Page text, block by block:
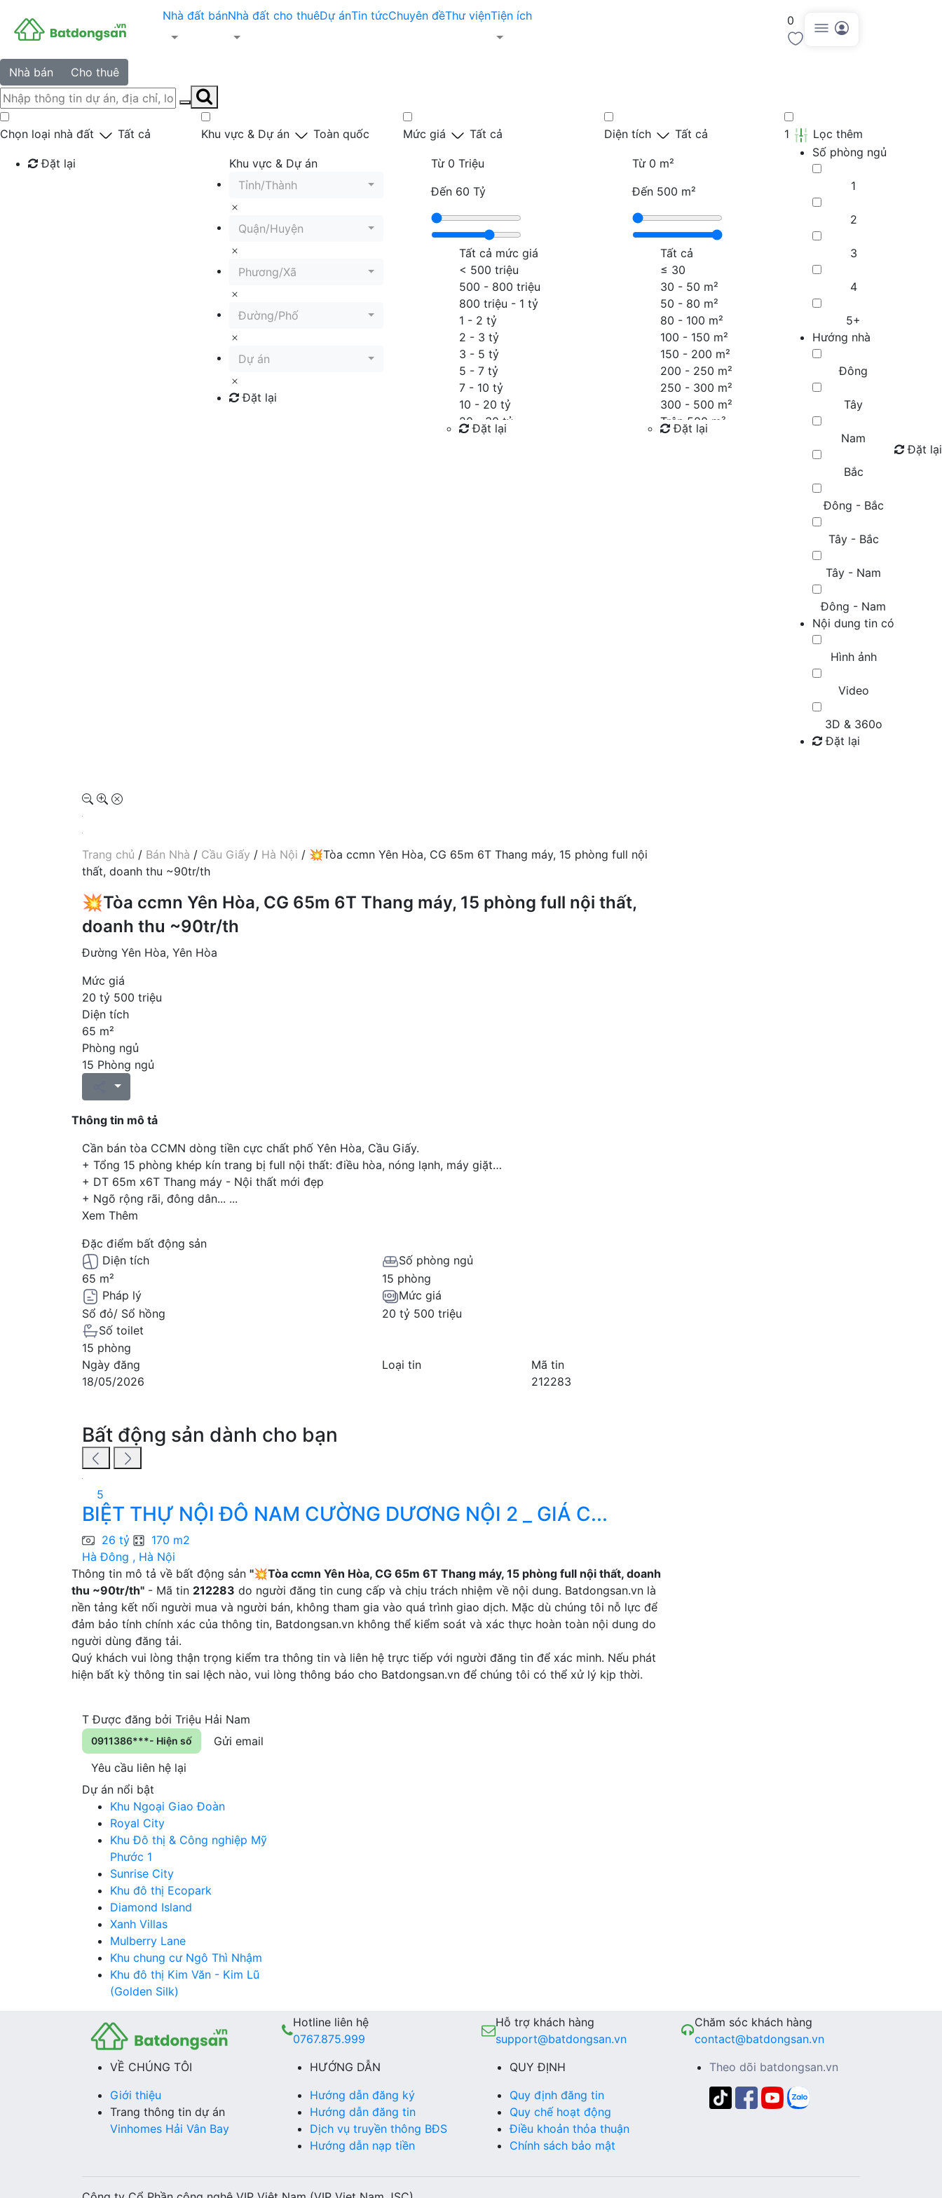
Nhà đất bánNhà đất cho thuêDự ánTin tứcChuyên đềThư việnTiện ích 0
Nhà bán Cho thuê
Chọn loại nhà đất Tất cả
Đặt lại
Khu vực & Dự án Toàn quốc
Khu vực & Dự án
Tỉnh/Thành
Quận/Huyện
Phương/Xã
Đường/Phố
Dự án
Đặt lại
Mức giá Tất cả
Từ 0 Triệu
Đến 60 Tỷ
Tất cả mức giá
< 500 triệu
500 - 800 triệu
800 triệu - 1 tỷ
1 - 2 tỷ
2 - 3 tỷ
3 - 5 tỷ
5 - 7 tỷ
7 - 10 tỷ
10 - 20 tỷ
20 - 30 tỷ
30 - 40 tỷ
Đặt lại
Diện tích Tất cả
Từ 0 m²
Đến 500 m²
Tất cả
≤ 30
30 - 50 m²
50 - 80 m²
80 - 100 m²
100 - 150 m²
150 - 200 m²
200 - 250 m²
250 - 300 m²
300 - 500 m²
Trên 500 m²
Đặt lại
1
Lọc thêm
Số phòng ngủ
1
2
3
4
5+
Hướng nhà
Đông
Tây
Nam
Bắc
Đông - Bắc
Tây - Bắc
Tây - Nam
Đông - Nam
Nội dung tin có
Hình ảnh
Video
3D & 360o
Đặt lại
Đặt lại
Trang chủ / Bán Nhà / Cầu Giấy / Hà Nội / 💥Tòa ccmn Yên Hòa, CG 65m 6T Thang máy, 15 phòng full nội
thất, doanh thu ~90tr/th
💥Tòa ccmn Yên Hòa, CG 65m 6T Thang máy, 15 phòng full nội thất,
doanh thu ~90tr/th
Đường Yên Hòa, Yên Hòa
Mức giá
20 tỷ 500 triệu
Diện tích
65 m²
Phòng ngủ
15 Phòng ngủ
Thông tin mô tả
Cần bán tòa CCMN dòng tiền cực chất phố Yên Hòa, Cầu Giấy.
+ Tổng 15 phòng khép kín trang bị full nội thất: điều hòa, nóng lạnh, máy giặt…
+ DT 65m x6T Thang máy - Nội thất mới đẹp
+ Ngõ rộng rãi, đông dân... ...
Xem Thêm
Đặc điểm bất động sản
Diện tích
65 m²
Số phòng ngủ
15 phòng
Pháp lý
Sổ đỏ/ Sổ hồng
Mức giá
20 tỷ 500 triệu
Số toilet
15 phòng
Ngày đăng
18/05/2026
Loại tin
Mã tin
212283
Bất động sản dành cho bạn
5
BIỆT THỰ NỘI ĐÔ NAM CƯỜNG DƯƠNG NỘI 2 _ GIÁ C...
26 tỷ
170 m2
Hà Đông , Hà Nội
Thông tin mô tả về bất động sản "💥Tòa ccmn Yên Hòa, CG 65m 6T Thang máy, 15 phòng full nội thất, doanh
thu ~90tr/th" - Mã tin 212283 do người đăng tin cung cấp và chịu trách nhiệm về nội dung. Batdongsan.vn là
nền tảng kết nối người mua và người bán, không tham gia vào quá trình giao dịch. Mặc dù chúng tôi nỗ lực để
đảm bảo tính chính xác của thông tin, Batdongsan.vn không thể kiểm soát và xác thực hoàn toàn nội dung do
người dùng đăng tải.
Quý khách vui lòng thận trọng kiểm tra thông tin và liên hệ trực tiếp với người đăng tin để xác minh. Nếu phát
hiện bất kỳ thông tin sai lệch nào, vui lòng thông báo cho Batdongsan.vn để chúng tôi có thể xử lý kịp thời.
T Được đăng bởi Triệu Hải Nam
0911386***- Hiện số
Gửi email
Yêu cầu liên hệ lại
Dự án nổi bật
Khu Ngoại Giao Đoàn
Royal City
Khu Đô thị & Công nghiệp Mỹ
Phước 1
Sunrise City
Khu đô thị Ecopark
Diamond Island
Xanh Villas
Mulberry Lane
Khu chung cư Ngô Thì Nhậm
Khu đô thị Kim Văn - Kim Lũ
(Golden Silk)
Hotline liên hệ
0767.875.999
Hỗ trợ khách hàng
support@batdongsan.vn
Chăm sóc khách hàng
contact@batdongsan.vn
VỀ CHÚNG TÔI
Giới thiệu
Trang thông tin dự án
Vinhomes Hải Vân Bay
HƯỚNG DẪN
Hướng dẫn đăng ký
Hướng dẫn đăng tin
Dịch vụ truyền thông BĐS
Hướng dẫn nạp tiền
QUY ĐỊNH
Quy định đăng tin
Quy chế hoạt động
Điều khoản thỏa thuận
Chính sách bảo mật
Theo dõi batdongsan.vn